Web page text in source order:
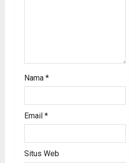
Nama *
Email *
Situs Web